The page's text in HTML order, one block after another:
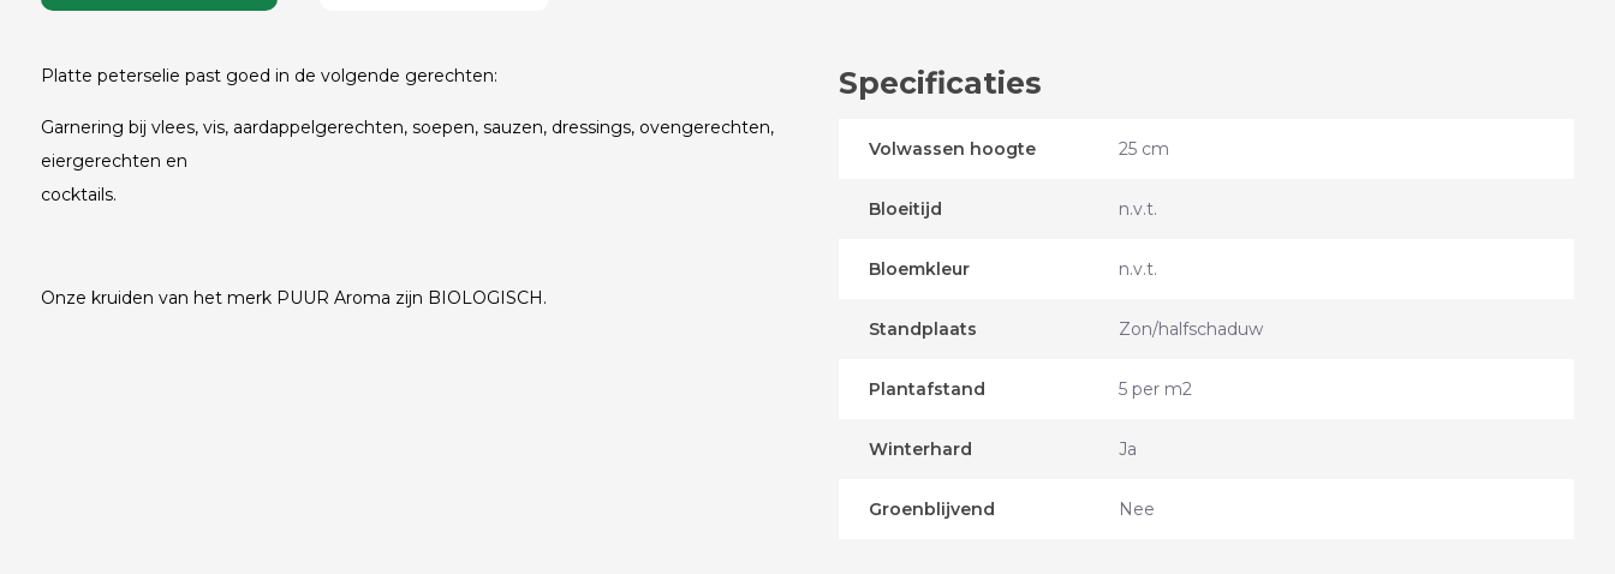
Platte peterselie past goed in de volgende gerechten:
Garnering bij vlees, vis, aardappelgerechten, soepen, sauzen, dressings, ovengerechten,
eiergerechten en
cocktails.
Onze kruiden van het merk PUUR Aroma zijn BIOLOGISCH.
Specificaties
Volwassen hoogte 25 cm
Bloeitijd n.v.t.
Bloemkleur n.v.t.
Standplaats Zon/halfschaduw
Plantafstand 5 per m2
Winterhard Ja
Groenblijvend Nee